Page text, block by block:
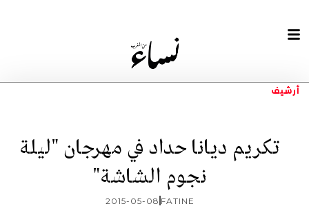
أرشيف
تكريم ديانا حداد في مهرجان "ليلة
نجوم الشاشة"
FATINE
2015-05-08